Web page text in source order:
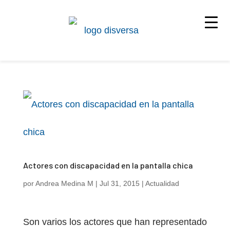
Actores con discapacidad en la pantalla chica
porAndrea Medina M | Jul 31, 2015 | Actualidad
Son varios los actores que han representado